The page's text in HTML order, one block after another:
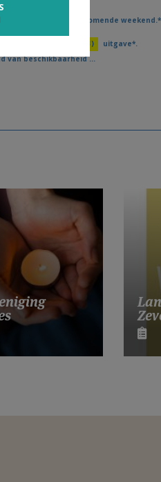
het nummer 32.
uitgave voor het komende weekend.*
(33)
uitgave*.
van beschikbaarheid ...